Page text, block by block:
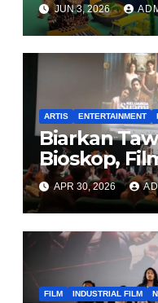
Asia
JUN 3, 2026
ARTIS ENTERTAINMENT
Biarkan
Bioskop,
Suami
Mertua
APR 30, 2026
FILM INDUSTRIAL FILM